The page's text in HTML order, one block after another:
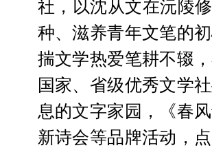
社，以沈从文在沅陵
种、滋养青年文笔的
揣文学热爱笔耕不辍
国家、省级优秀文学
息的文字家园，《春
新诗会等品牌活动，